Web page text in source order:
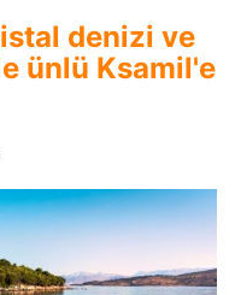
denizi ve
ünlü Ksamil'e